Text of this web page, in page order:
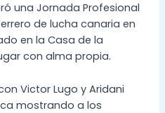
una Jornada Profesional
de lucha canaria en
en la Casa de la
con alma propia.
Victor Lugo y Aridani
mostrando a los